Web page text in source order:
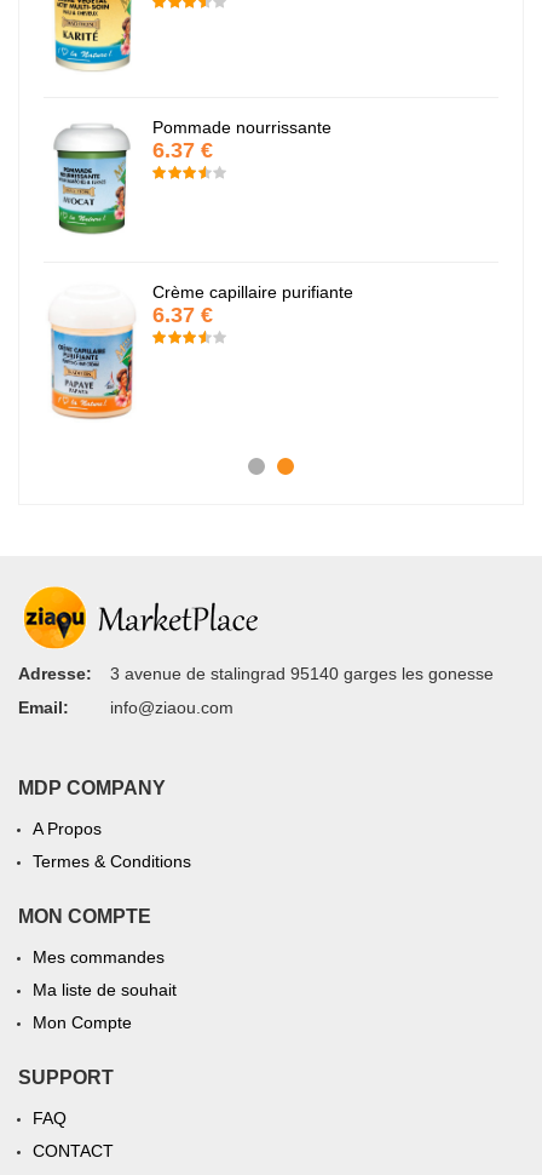
Pommade nourrissante
6.37 €
Crème capillaire purifiante
6.37 €
Adresse:
3 avenue de stalingrad 95140 garges les gonesse
Email:
info@ziaou.com
MDP COMPANY
A Propos
Termes & Conditions
MON COMPTE
Mes commandes
Ma liste de souhait
Mon Compte
SUPPORT
FAQ
CONTACT